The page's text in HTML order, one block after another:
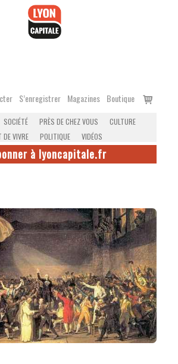
S’enregistrer Magazines Boutique
Voir
SOCIÉTÉ PRÈS DE CHEZ VOUS
CULTURE
DE VIVRE
POLITIQUE VIDÉOS
à lyoncapitale.fr